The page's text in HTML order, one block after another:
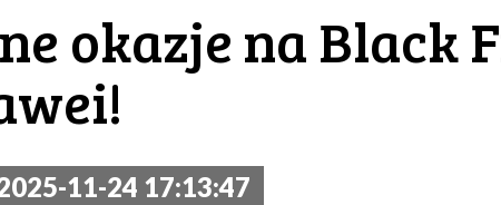
okazje na Black
11-24 17:13:47